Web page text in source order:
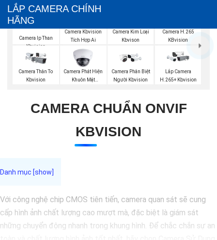
LẮP CAMERA CHÍNH
HÃNG
Camera Ip Than
Kbvision
Camera Kbvision
Tích Hợp Ai
Camera Kim Loại
Kbvison
Camera H.265
KBvision
Camera Thân To
Kbvision
Camera Phát Hiện
Khuôn Mặt
Camera Phân Biệt
Người Kbvision
Lắp Camera
H.265+ Kbvision
CAMERA CHUẨN ONVIF
KBVISION
Với công nghệ chip CMOS tiên tiến, camera quan sát sẽ cung
cấp hình ảnh chất lượng cao mượt mà, đặc biệt là giám sát
những chuyển động nhanh trong khung hình. Để chắc chắn sự an